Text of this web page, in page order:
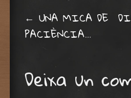
Post
← UNA MICA DE
PACIÈNCIA…
Deixa un